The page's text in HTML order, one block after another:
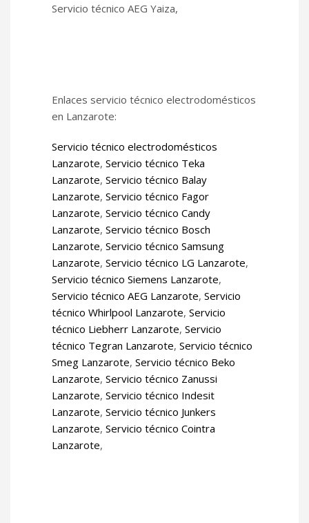
Servicio técnico AEG Yaiza,
Enlaces servicio técnico electrodomésticos
en Lanzarote:
Servicio técnico electrodomésticos
Lanzarote, Servicio técnico Teka
Lanzarote, Servicio técnico Balay
Lanzarote, Servicio técnico Fagor
Lanzarote, Servicio técnico Candy
Lanzarote, Servicio técnico Bosch
Lanzarote, Servicio técnico Samsung
Lanzarote, Servicio técnico LG Lanzarote,
Servicio técnico Siemens Lanzarote,
Servicio técnico AEG Lanzarote, Servicio
técnico Whirlpool Lanzarote, Servicio
técnico Liebherr Lanzarote, Servicio
técnico Tegran Lanzarote, Servicio técnico
Smeg Lanzarote, Servicio técnico Beko
Lanzarote, Servicio técnico Zanussi
Lanzarote, Servicio técnico Indesit
Lanzarote, Servicio técnico Junkers
Lanzarote, Servicio técnico Cointra
Lanzarote,